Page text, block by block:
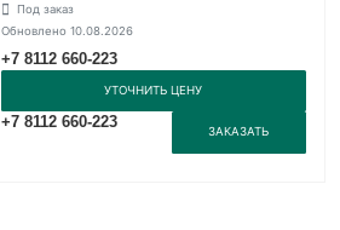
Под заказ
Обновлено 10.08.2026
+7 8112 660-223
УТОЧНИТЬ ЦЕНУ
+7 8112 660-223
ЗАКАЗАТЬ